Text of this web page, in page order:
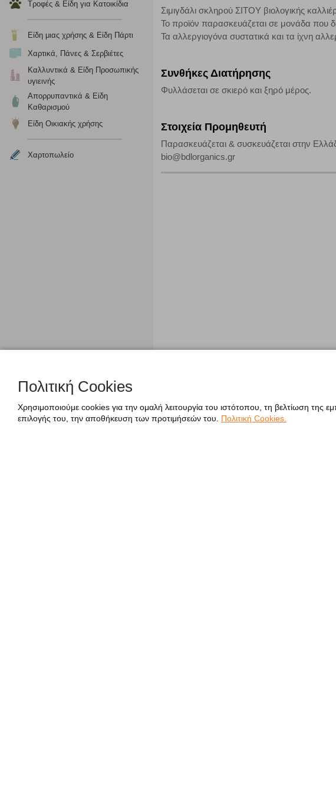
Τροφές & Είδη για Κατοικίδια
Είδη μιας χρήσης & Είδη Πάρτι
Χαρτικά, Πάνες & Σερβιέτες
Καλλυντικά & Είδη Προσωπικής
υγιεινής
Απορρυπαντικά & Είδη
Καθαρισμού
Είδη Οικιακής χρήσης
Χαρτοπωλείο
Σιμιγδάλι σκληρού ΣΙΤΟΥ βιολογικής
Το προϊόν παρασκευάζεται σε μονάδα που
Τα αλλεργιογόνα συστατικά και τα ίχνη
Συνθήκες Διατήρησης
Φυλλάσεται σε σκιερό και ξηρό μέρος.
Στοιχεία Προμηθευτή
Παρασκευάζεται & συσκευάζεται στην
bio@bdlorganics.gr
Πολιτική Cookies
Χρησιμοποιούμε cookies για την ομαλή λειτουργία του ιστότοπου, τη βελτίωση της
επιλογής του, την αποθήκευση των προτιμήσεών του.
Πολιτική Cookies.
Η συγκεκριμένη κατηγορία cookies είναι απαραίτητη για τη λειτουργία του
αποκλείει ή να σας ειδοποιεί σχετικά με αυτά τα cookies, με το ενδεχόμενο